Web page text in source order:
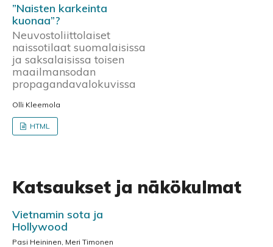
”Naisten karkeinta
kuonaa”?
Neuvostoliittolaiset
naissotilaat suomalaisissa
ja saksalaisissa toisen
maailmansodan
propagandavalokuvissa
Olli Kleemola
HTML
Katsaukset ja näkökulmat
Vietnamin sota ja
Hollywood
Pasi Heininen, Meri Timonen